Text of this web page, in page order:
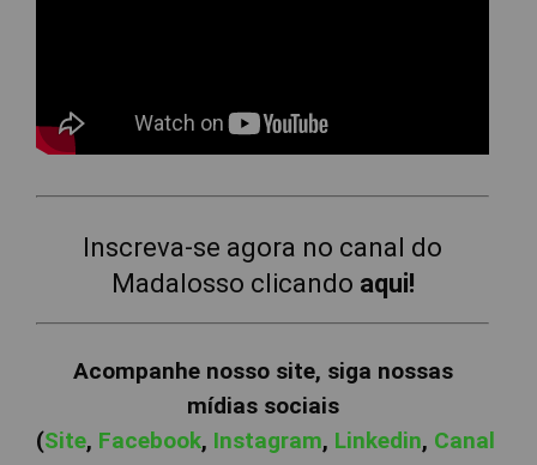
Inscreva-se agora no canal do
Madalosso clicando aqui!
Acompanhe nosso site, siga nossas
mídias sociais
(Site, Facebook, Instagram, Linkedin, Canal